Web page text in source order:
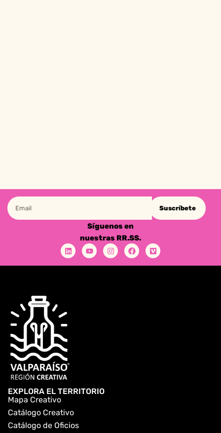
Suscríbete
Síguenos en
nuestras RR.SS.
EXPLORA EL TERRITORIO
Mapa Creativo
Catálogo Creativo
Catálogo de Oficios